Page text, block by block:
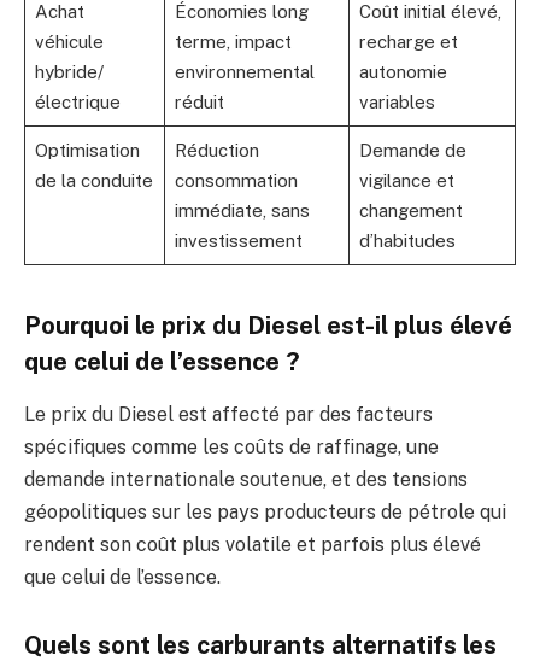
Achat
véhicule
hybride/
électrique
Économies long
terme, impact
environnemental
réduit
Coût initial élevé,
recharge et
autonomie
variables
Optimisation
de la conduite
Réduction
consommation
immédiate, sans
investissement
Demande de
vigilance et
changement
d’habitudes
Pourquoi le prix du Diesel est-il plus élevé
que celui de l’essence ?
Le prix du Diesel est affecté par des facteurs
spécifiques comme les coûts de raffinage, une
demande internationale soutenue, et des tensions
géopolitiques sur les pays producteurs de pétrole qui
rendent son coût plus volatile et parfois plus élevé
que celui de l’essence.
Quels sont les carburants alternatifs les